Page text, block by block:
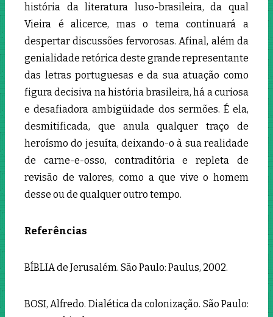
história da literatura luso-brasileira, da qual
Vieira é alicerce, mas o tema continuará a
despertar discussões fervorosas. Afinal, além da
genialidade retórica deste grande representante
das letras portuguesas e da sua atuação como
figura decisiva na história brasileira, há a curiosa
e desafiadora ambigüidade dos sermões. É ela,
desmitificada, que anula qualquer traço de
heroísmo do jesuíta, deixando-o à sua realidade
de carne-e-osso, contraditória e repleta de
revisão de valores, como a que vive o homem
desse ou de qualquer outro tempo.
Referências
BÍBLIA de Jerusalém. São Paulo: Paulus, 2002.
BOSI, Alfredo. Dialética da colonização. São Paulo: